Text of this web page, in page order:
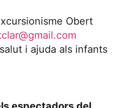
Obert
i ajuda als infants